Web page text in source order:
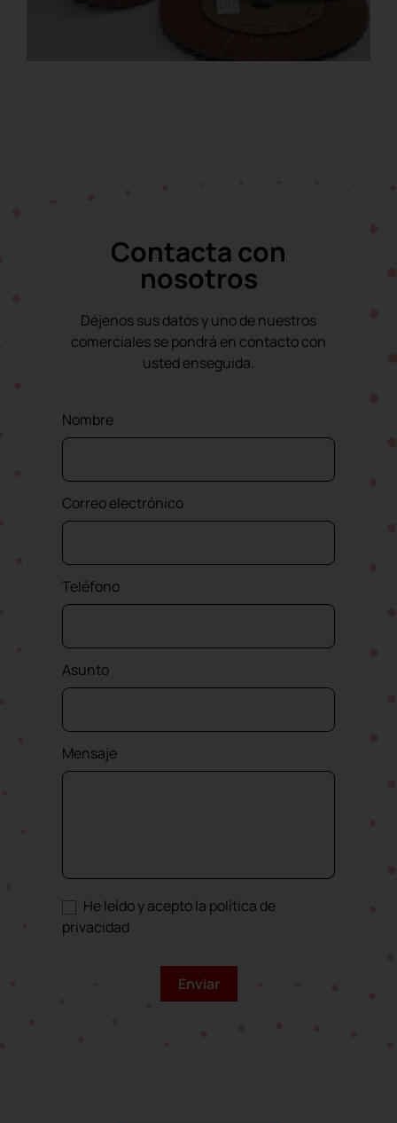
Disco clean strip PLUS
Disco clean strip RED
sobre un soporte de fibra
Contacta con
nosotros
Déjenos sus datos y uno de nuestros
comerciales se pondrá en contacto con
usted enseguida.
Nombre
Correo electrónico
Teléfono
Asunto
Mensaje
He leído y acepto la política de
privacidad